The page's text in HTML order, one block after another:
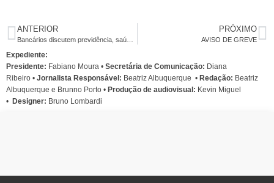
ANTERIOR PRÓXIMO
AVISO DE GREVE
Expediente:
Presidente: Fabiano Moura • Secretária de Comunicação: Diana
Ribeiro • Jornalista Responsável: Beatriz Albuquerque • Redação: Beatriz
Albuquerque e Brunno Porto • Produção de audiovisual: Kevin Miguel
• Designer: Bruno Lombardi